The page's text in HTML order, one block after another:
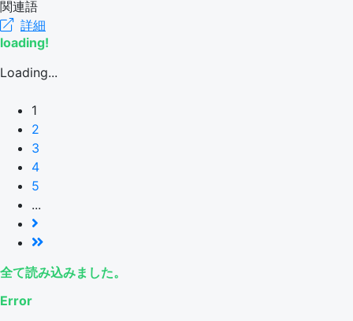
関連語
詳細
loading!
Loading...
1
2
3
4
5
...
全て読み込みました。
Error